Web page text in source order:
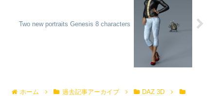
Two new portraits Genesis 8 characters
ホーム 過去記事アーカイブ
DAZ 3D